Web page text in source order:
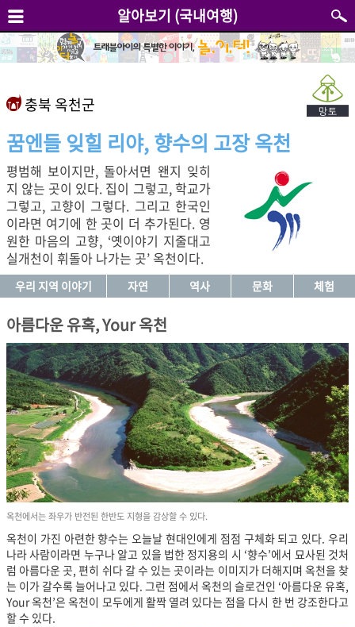
알아보기 (국내여행)
충북 옥천군
꿈엔들 잊힐 리야, 향수의 고장 옥천
평범해 보이지만, 돌아서면 왠지 잊히
지 않는 곳이 있다. 집이 그렇고, 학교가
그렇고, 고향이 그렇다. 그리고 한국인
이라면 여기에 한 곳이 더 추가된다. 영
원한 마음의 고향, ‘옛이야기 지줄대고
실개천이 휘돌아 나가는 곳’ 옥천이다.
우리 지역 이야기 자연 역사 문화 체험
아름다운 유혹, Your 옥천
옥천에서는 좌우가 반전된 한반도 지형을 감상할 수 있다.
옥천이 가진 아련한 향수는 오늘날 현대인에게 점점 구체화 되고 있다. 우리
나라 사람이라면 누구나 알고 있을 법한 정지용의 시 ‘향수’에서 묘사된 것처
럼 아름다운 곳, 편히 쉬다 갈 수 있는 곳이라는 이미지가 더해지며 옥천을 찾
는 이가 갈수록 늘어나고 있다. 그런 점에서 옥천의 슬로건인 ‘아름다운 유혹,
Your 옥천’은 옥천이 모두에게 활짝 열려 있다는 점을 다시 한 번 강조한다고
할 수 있다.